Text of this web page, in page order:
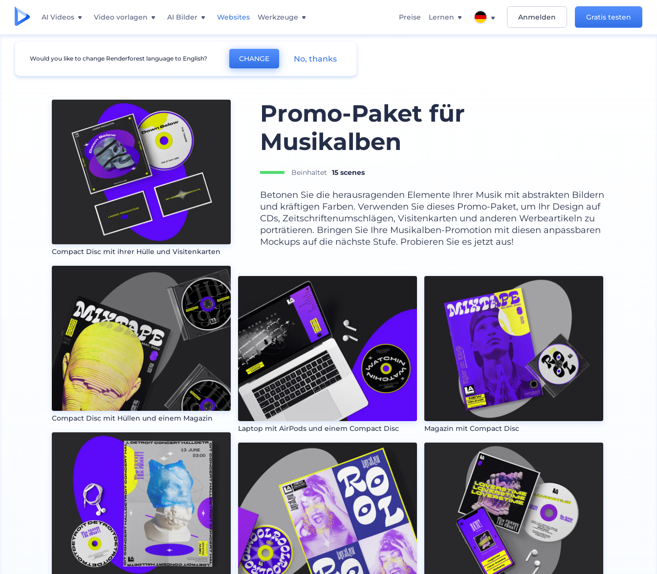
AI Videos Video vorlagen AI Bilder Websites Werkzeuge Preise Lernen Anmelden Gratis testen
Mockups Branding Poster Mockups
Compact Disc mit ihrer Hülle und Visitenkarten
Compact Disc mit Hüllen und einem Magazin
Promo-Paket für
Musikalben
Beinhaltet 15 scenes
Betonen Sie die herausragenden Elemente Ihrer Musik mit abstrakten Bildern
und kräftigen Farben. Verwenden Sie dieses Promo-Paket, um Ihr Design auf
CDs, Zeitschriftenumschlägen, Visitenkarten und anderen Werbeartikeln zu
porträtieren. Bringen Sie Ihre Musikalben-Promotion mit diesen anpassbaren
Mockups auf die nächste Stufe. Probieren Sie es jetzt aus!
Laptop mit AirPods und einem Compact Disc Magazin mit Compact Disc
Would you like to change Renderforest language to English? CHANGE No, thanks